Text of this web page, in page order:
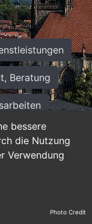
bessere
die Nutzung
Verwendung
Beratung
Photo Credit